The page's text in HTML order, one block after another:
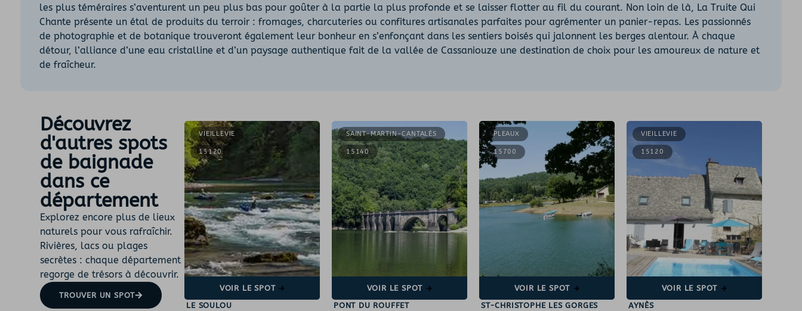
les plus téméraires s’aventurent un peu plus bas pour goûter à la partie la plus profonde et se laisser flotter au fil du courant. Non loin de là, La Truite Qui
Chante présente un étal de produits du terroir : fromages, charcuteries ou confitures artisanales parfaites pour agrémenter un panier-repas. Les passionnés
de photographie et de botanique trouveront également leur bonheur en s’enfonçant dans les sentiers boisés qui jalonnent les berges alentour. À chaque
détour, l’alliance d’une eau cristalline et d’un paysage authentique fait de la vallée de Cassaniouze une destination de choix pour les amoureux de nature et
de fraîcheur.
Découvrez
d'autres spots
de baignade
dans ce
département
Explorez encore plus de lieux
naturels pour vous rafraîchir.
Rivières, lacs ou plages
secrètes : chaque département
regorge de trésors à découvrir.
TROUVER UN SPOT
VIEILLEVIE
15120
VOIR LE SPOT
LE SOULOU
SAINT-MARTIN-CANTALÈS
15140
VOIR LE SPOT
PONT DU ROUFFET
PLEAUX
15700
VOIR LE SPOT
ST-CHRISTOPHE LES GORGES
VIEILLEVIE
15120
VOIR LE SPOT
AYNÈS